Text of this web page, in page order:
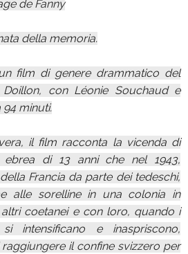
de Fanny
della memoria.
film di genere drammatico del
con Léonie Souchaud e
94 minuti.
il film racconta la vicenda di
ebrea di 13 anni che nel 1943,
Francia da parte dei tedeschi,
alle sorelline in una colonia in
coetanei e con loro, quando i
intensificano e inaspriscono,
il confine svizzero per